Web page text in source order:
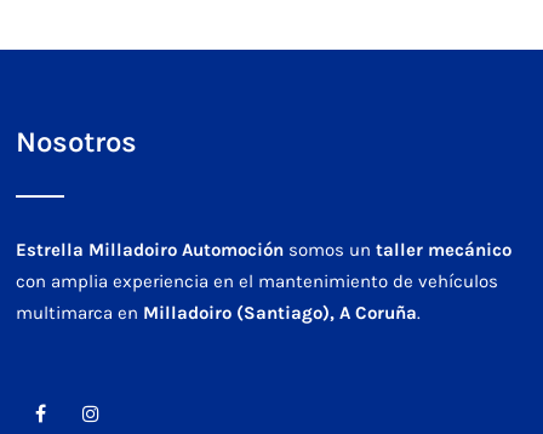
Nosotros
Estrella Milladoiro Automoción somos untaller mecánico
con amplia experiencia en el mantenimiento de vehículos
multimarca en Milladoiro (Santiago), A Coruña.